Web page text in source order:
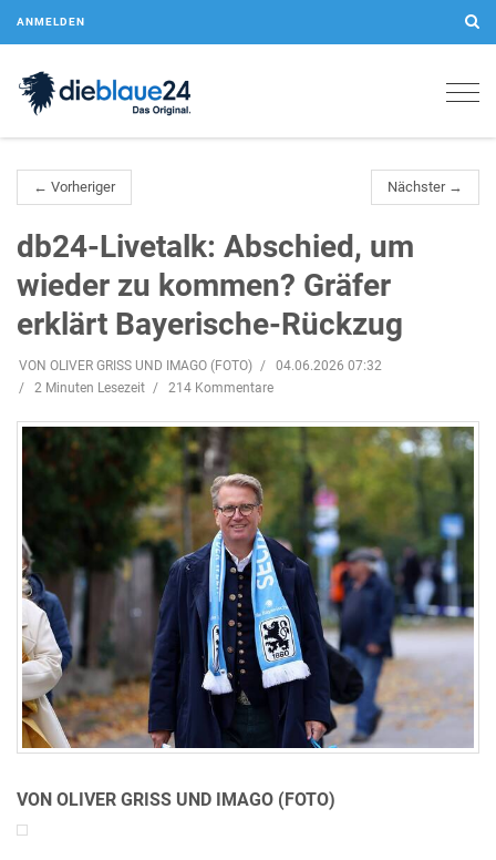
ANMELDEN
← Vorheriger Nächster →
db24-Livetalk: Abschied, um
wieder zu kommen? Gräfer
erklärt Bayerische-Rückzug
VON OLIVER GRISS UND IMAGO (FOTO)
04.06.2026 07:32
2 Minuten Lesezeit
214 Kommentare
VON OLIVER GRISS UND IMAGO (FOTO)